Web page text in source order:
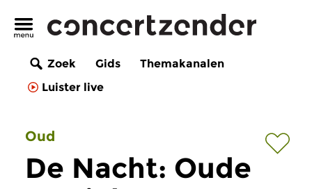
Zoek Gids
Themakanalen
Luister live
Oud
De Nacht: Oude